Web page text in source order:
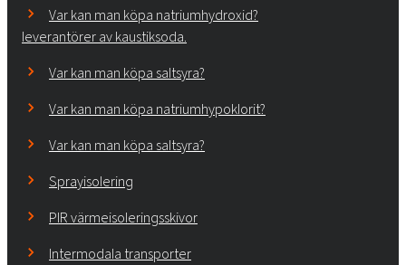
Var kan man köpa natriumhydroxid?
leverantörer av kaustiksoda.
Var kan man köpa saltsyra?
Var kan man köpa natriumhypoklorit?
Var kan man köpa saltsyra?
Sprayisolering
PIR värmeisoleringsskivor
Intermodala transporter